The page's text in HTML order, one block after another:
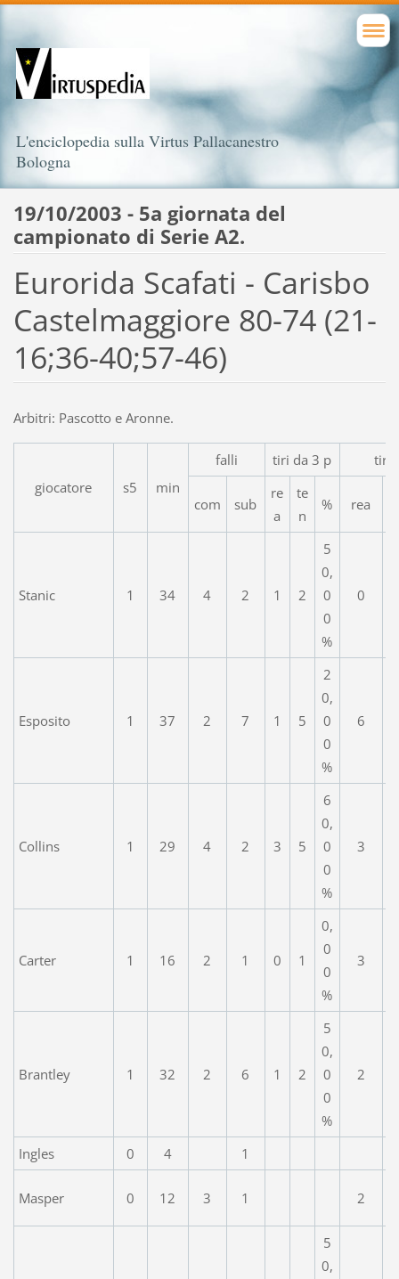
L'enciclopedia sulla Virtus Pallacanestro
Bologna
19/10/2003 - 5a giornata del
campionato di Serie A2.
Eurorida Scafati - Carisbo
Castelmaggiore 80-74 (21-
16;36-40;57-46)
Arbitri: Pascotto e Aronne.
giocatore s5 min
falli tiri da 3 p tiri
com sub
re
a
te
n
% rea
Stanic 1 34 4 2 1 2
5
0,
0
0
%
0
Esposito 1 37 2 7 1 5
2
0,
0
0
%
6
Collins 1 29 4 2 3 5
6
0,
0
0
%
3
Carter 1 16 2 1 0 1
0,
0
0
%
3
Brantley 1 32 2 6 1 2
5
0,
0
0
%
2
Ingles 0 4 1
Masper 0 12 3 1 2
5
0,